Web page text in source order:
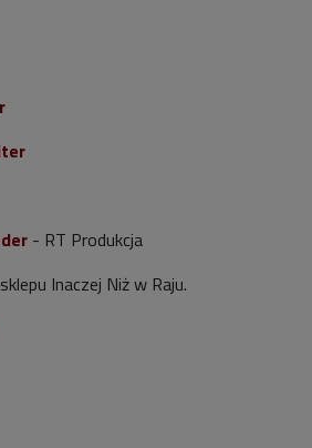
- RT Produkcja
Inaczej Niż w Raju.